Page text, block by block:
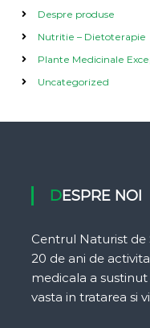
Despre produse
Nutritie – Dietoterapie
Plante Medicinale
Uncategorized
DESPRE NOI
Centrul Naturist de
20 de ani de
medicala a
vasta in tratarea si